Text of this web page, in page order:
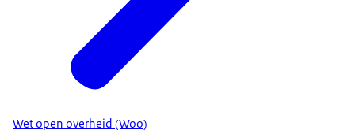
Wet open overheid (Woo)